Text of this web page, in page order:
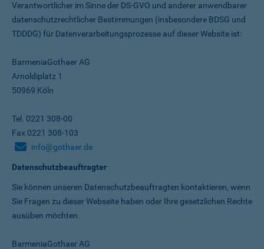
Verantwortlicher im Sinne der DS-GVO und anderer anwendbarer
datenschutz­rechtlicher Bestimmungen (insbesondere BDSG und
TDDDG) für Daten­verarbeitungs­prozesse auf dieser Website ist:
BarmeniaGothaer AG
Arnoldiplatz 1
50969 Köln
Tel. 0221 308-00
Fax 0221 308-103
info@gothaer.de
Datenschutzbeauftragter
Sie können unseren Datenschutz­beauftragten kontaktieren, wenn
Sie Fragen zu dieser Webseite haben oder Ihre gesetzlichen Rechte
ausüben möchten.
BarmeniaGothaer AG